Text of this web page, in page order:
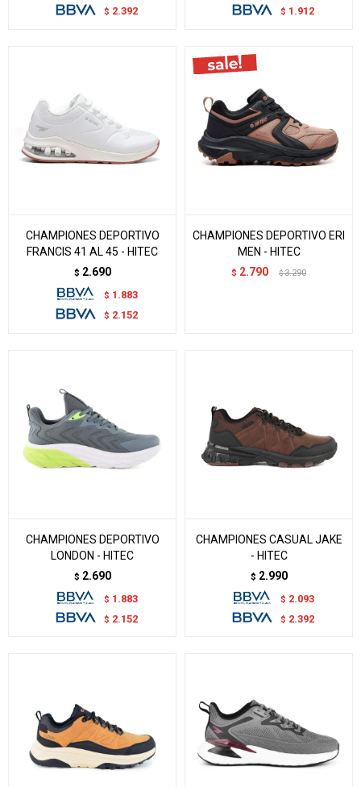
$ 2.392 $ 1.912
CHAMPIONES DEPORTIVO
FRANCIS 41 AL 45 - HITEC
$ 2.690
$ 1.883
$ 2.152
CHAMPIONES DEPORTIVO ERI
MEN - HITEC
$ 2.790 $ 3.290
CHAMPIONES DEPORTIVO
LONDON - HITEC
$ 2.690
$ 1.883
$ 2.152
CHAMPIONES CASUAL JAKE
- HITEC
$ 2.990
$ 2.093
$ 2.392